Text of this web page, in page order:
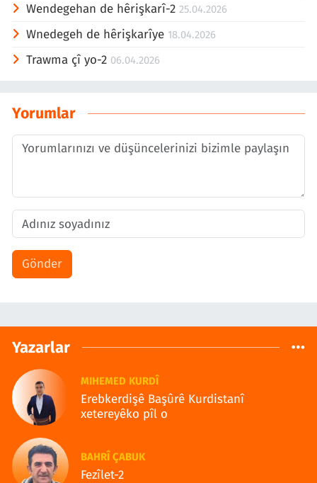
Wendegehan de hêrişkarî-2 25.04.2026
Wnedegeh de hêrişkarîye 18.04.2026
Trawma çî yo-2 06.04.2026
Yorumlar
Gönder
Yazarlar
MIHEMED KURDÎ
Erebkerdişê Başûrê Kurdistanî
xetereyêko pîl o
BAHRÎ ÇABUK
Fezîlet-2